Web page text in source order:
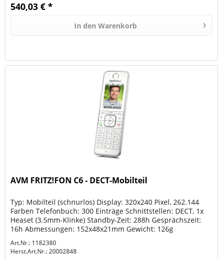
540,03 € *
In den Warenkorb
AVM FRITZ!FON C6 - DECT-Mobilteil
Typ: Mobilteil (schnurlos) Display: 320x240 Pixel, 262.144
Farben Telefonbuch: 300 Einträge Schnittstellen: DECT, 1x
Heaset (3.5mm-Klinke) Standby-Zeit: 288h Gesprächszeit:
16h Abmessungen: 152x48x21mm Gewicht: 126g
Art.Nr.: 1182380
Herst.Art.Nr.:20002848